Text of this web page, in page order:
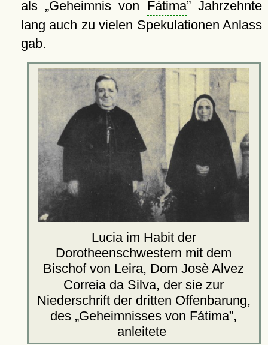
als Geheimnis von Fátima Jahrzehnte
lang auch zu vielen Spekulationen Anlass
gab.
Lucia im Habit der
Dorotheenschwestern mit dem
Bischof von Leira, Dom Josè Alvez
Correia da Silva, der sie zur
Niederschrift der dritten Offenbarung,
des Geheimnisses von Fátima ,
anleitete